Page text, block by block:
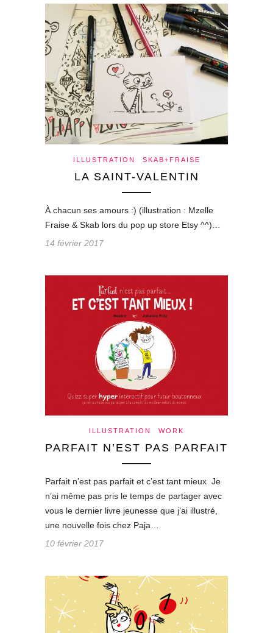
ILLUSTRATION SKAB+FRAISE
LA SAINT-VALENTIN
À chacun ses amours :) (illustration : Mzelle
Fraise & Skab lors du pop up store Etsy ^^)…
14 février 2017
ILLUSTRATION WORK
PARFAIT N’EST PAS PARFAIT
Parfait n’est pas parfait et c’est tant mieux Je
n’ai même pas pris le temps de partager avec
vous le dernier livre jeunesse que j’ai illustré,
une nouvelle fois chez Paja…
10 février 2017